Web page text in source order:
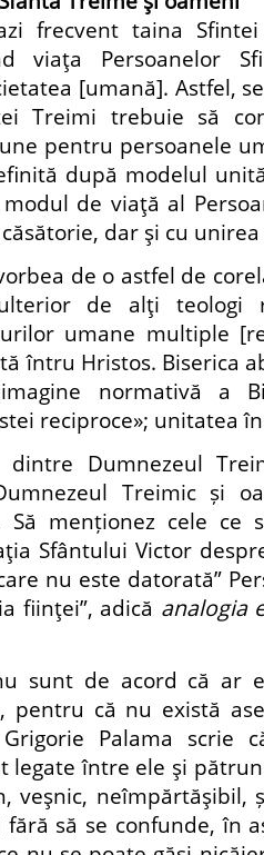
frecvent taina
viaţa Persoanelor
[umană]. Astfel,
Treimi trebuie să
pentru persoanele
după modelul
de viaţă al
dar şi cu unirea
de o astfel de
de alţi teologi
umane multiple
întru Hristos. Biserica
normativă a
reciproce»; unitatea
dintre Dumnezeul
Treimic și
Să menționez cele ce
Sfântului Victor
nu este datorată”
fiinţei”, adică analogia
sunt de acord că ar
pentru că nu există
Palama scrie
legate între ele şi
veşnic, neîmpărtăşibil,
fără să se confunde, în